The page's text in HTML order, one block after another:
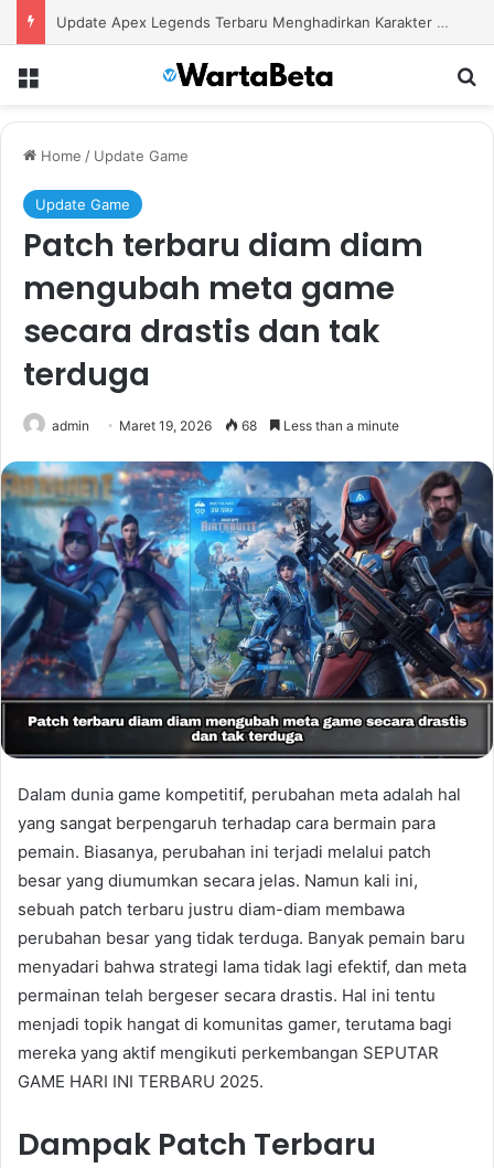
Update Apex Legends Terbaru Menghadirkan Karakter Baru dan Perubahan Besar dalam Pertarungan
Home / Update Game
Update Game
Patch terbaru diam diam
mengubah meta game
secara drastis dan tak
terduga
admin Maret 19, 2026 68 Less than a minute
Dalam dunia game kompetitif, perubahan meta adalah hal
yang sangat berpengaruh terhadap cara bermain para
pemain. Biasanya, perubahan ini terjadi melalui patch
besar yang diumumkan secara jelas. Namun kali ini,
sebuah patch terbaru justru diam-diam membawa
perubahan besar yang tidak terduga. Banyak pemain baru
menyadari bahwa strategi lama tidak lagi efektif, dan meta
permainan telah bergeser secara drastis. Hal ini tentu
menjadi topik hangat di komunitas gamer, terutama bagi
mereka yang aktif mengikuti perkembangan SEPUTAR
GAME HARI INI TERBARU 2025.
Dampak Patch Terbaru